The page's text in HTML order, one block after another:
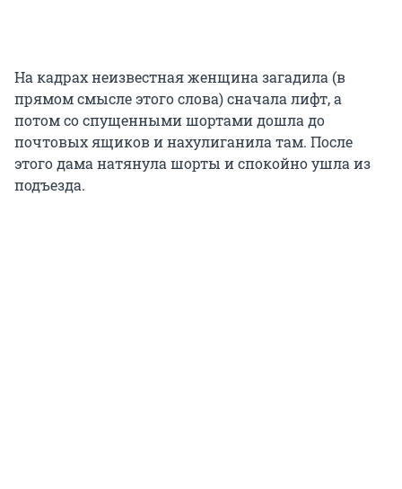
На кадрах неизвестная женщина загадила (в
прямом смысле этого слова) сначала лифт, а
потом со спущенными шортами дошла до
почтовых ящиков и нахулиганила там. После
этого дама натянула шорты и спокойно ушла из
подъезда.